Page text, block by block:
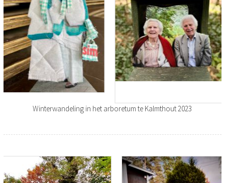
Winterwandeling in het arboretum te Kalmthout 2023